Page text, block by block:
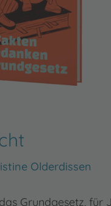
Olderdissen
Grundgesetz, für